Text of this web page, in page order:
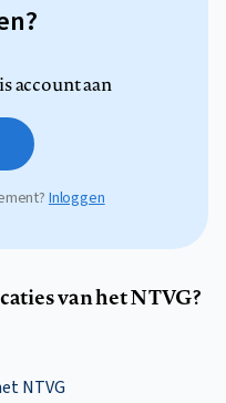
account aan
Inloggen
van het NTVG?
NTVG